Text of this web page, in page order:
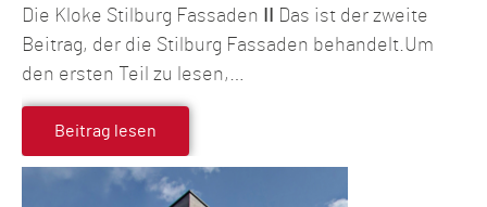
Die Kloke Stilburg Fassaden ⅠⅠ Das ist der zweite
Beitrag, der die Stilburg Fassaden behandelt.Um
den ersten Teil zu lesen,…
Beitrag lesen